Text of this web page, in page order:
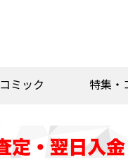
コミック 特集・